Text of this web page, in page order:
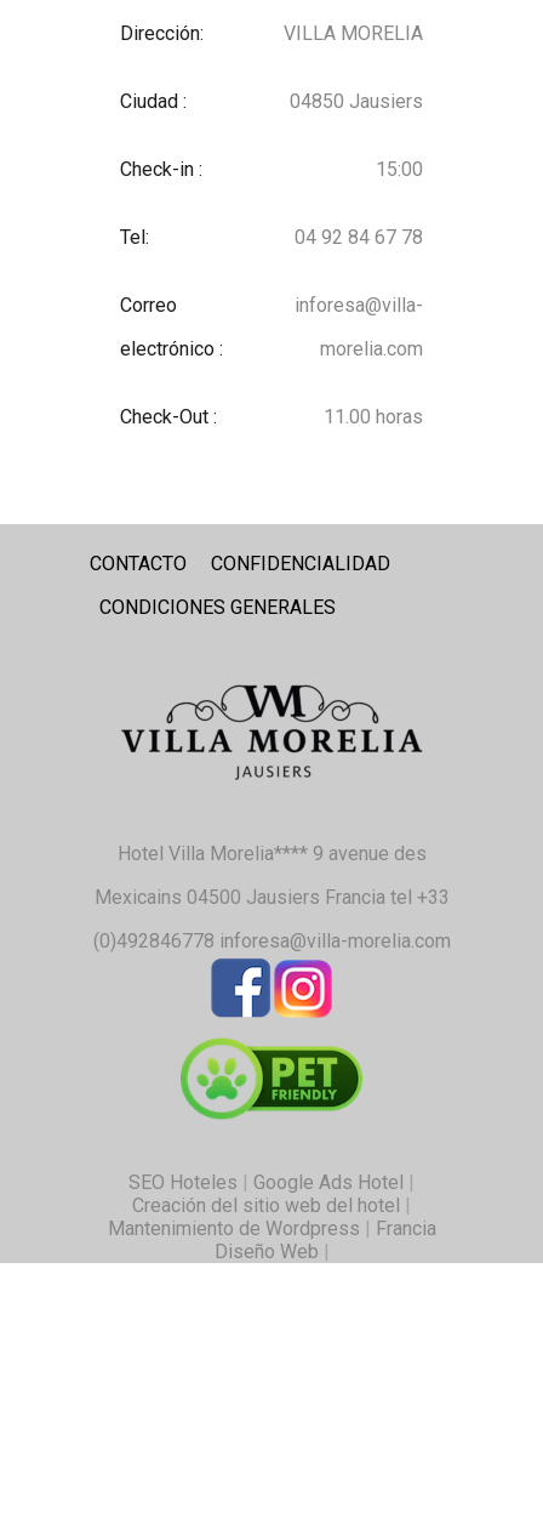
Dirección: VILLA MORELIA
Ciudad : 04850 Jausiers
Check-in : 15:00
Tel: 04 92 84 67 78
Correo
electrónico :
inforesa@villa-
morelia.com
Check-Out : 11.00 horas
CONTACTO
CONFIDENCIALIDAD
CONDICIONES GENERALES
Hotel Villa Morelia**** 9 avenue des
Mexicains 04500 Jausiers Francia tel +33
(0)492846778 inforesa@villa-morelia.com
SEO Hoteles | Google Ads Hotel |
Creación del sitio web del hotel |
Mantenimiento de Wordpress | Francia
Diseño Web |